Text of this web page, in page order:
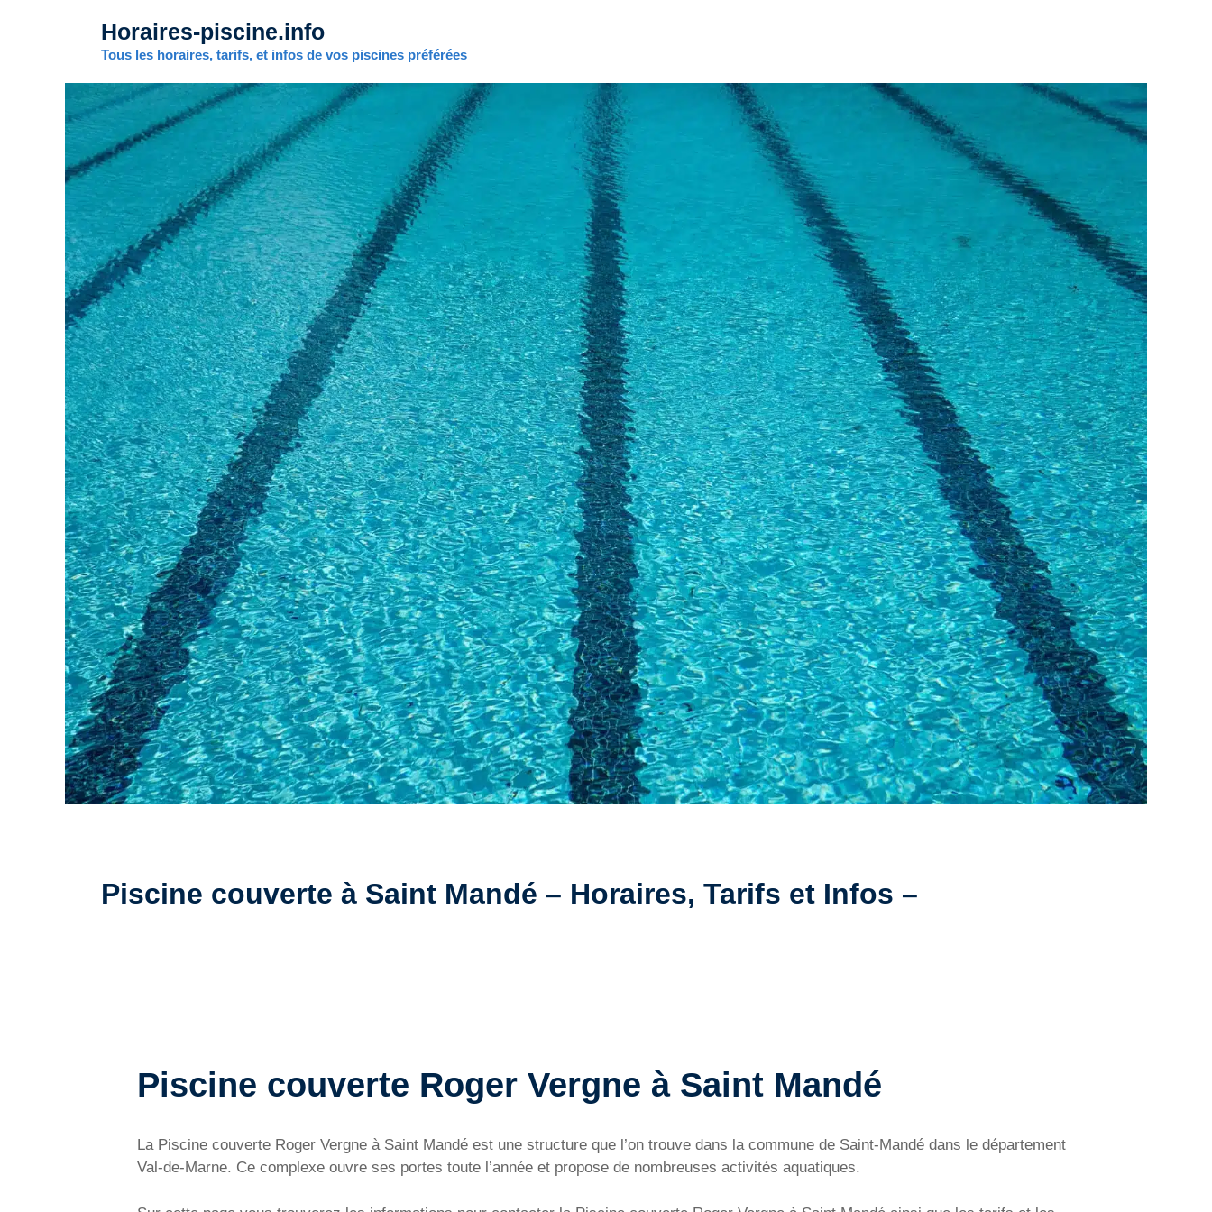
Horaires-piscine.info
Tous les horaires, tarifs, et infos de vos piscines préférées
Piscine couverte à Saint Mandé – Horaires, Tarifs et Infos –
Piscine couverte Roger Vergne à Saint Mandé
La Piscine couverte Roger Vergne à Saint Mandé est une structure que l’on trouve dans la commune de Saint-Mandé dans le département
Val-de-Marne. Ce complexe ouvre ses portes toute l’année et propose de nombreuses activités aquatiques.